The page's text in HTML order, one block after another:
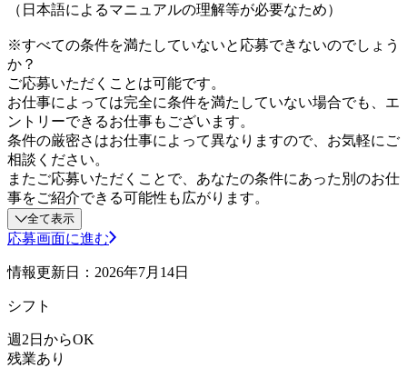
（日本語によるマニュアルの理解等が必要なため）
※すべての条件を満たしていないと応募できないのでしょう
か？
ご応募いただくことは可能です。
お仕事によっては完全に条件を満たしていない場合でも、エ
ントリーできるお仕事もございます。
条件の厳密さはお仕事によって異なりますので、お気軽にご
相談ください。
またご応募いただくことで、あなたの条件にあった別のお仕
事をご紹介できる可能性も広がります。
全て表示
応募画面に進む
情報更新日：2026年7月14日
シフト
週2日からOK
残業あり